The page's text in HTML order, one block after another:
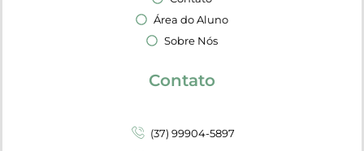
Área do Aluno
Sobre Nós
Contato
(37) 99904-5897